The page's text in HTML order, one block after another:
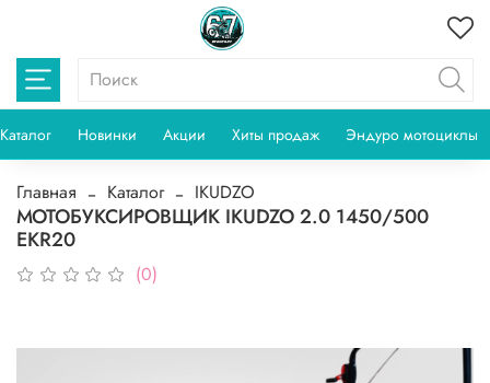
Каталог Новинки Акции Хиты продаж Эндуро мотоциклы
Главная Каталог IKUDZO
МОТОБУКСИРОВЩИК IKUDZO 2.0 1450/500
EKR20
(0)